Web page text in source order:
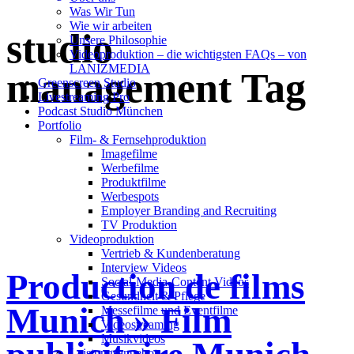
Was Wir Tun
Wie wir arbeiten
Unsere Philosophie
Videoproduktion – die wichtigsten FAQs – von
LANIZMEDIA
Greenscreen Studio
Livestreaming Pro
Podcast Studio München
Portfolio
Film- & Fernsehproduktion
Imagefilme
Werbefilme
Produktfilme
Werbespots
Employer Branding and Recruiting
TV Produktion
Videoproduktion
Vertrieb & Kundenberatung
Interview Videos
Social-Media-Content Videos
Gesundheit & Pflege
Mes­se­filme und Eventfilme
Video­strea­ming
Musikvideos
studio
management Tag
Production de films
Munich » Film